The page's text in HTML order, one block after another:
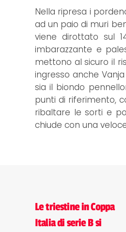
Nella ripresa i
ad un paio di muri
viene dirottato sul
imbarazzante e
mettono al sicuro il
ingresso anche
sia il biondo
punti di riferimento,
ribaltare le sorti e
chiude con una
Le triestine in Coppa
Italia di serie B si